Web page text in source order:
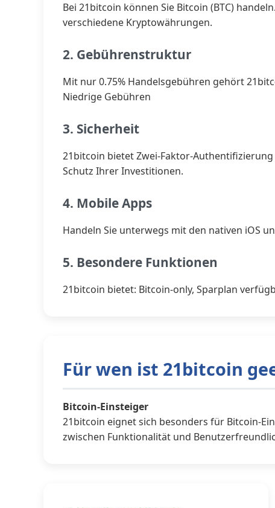
Bei 21bitcoin können Sie Bitcoin (BTC)
verschiedene Kryptowährungen.
2. Gebührenstruktur
Mit nur 0.75% Handelsgebühren gehört
Niedrige Gebühren
3. Sicherheit
21bitcoin bietet Zwei-Faktor-
Schutz Ihrer Investitionen.
4. Mobile Apps
Handeln Sie unterwegs mit den nativen iOS
5. Besondere Funktionen
21bitcoin bietet: Bitcoin-only, Sparplan
Für wen ist 21bitcoin
Bitcoin-Einsteiger
21bitcoin eignet sich besonders für Bitcoin-
zwischen Funktionalität und